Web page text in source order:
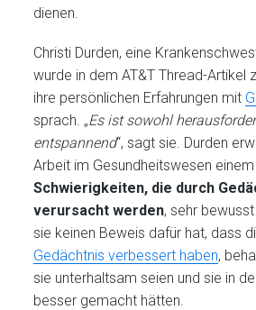
dienen.
Christi Durden, eine
wurde in dem AT&T Thread-Artikel
ihre persönlichen Erfahrungen mit
sprach. „Es ist sowohl
entspannend“, sagt sie. Durden
Arbeit im Gesundheitswesen
Schwierigkeiten, die durch
verursacht werden, sehr
sie keinen Beweis dafür hat, dass
Gedächtnis verbessert haben,
sie unterhaltsam seien und sie in
besser gemacht hätten.